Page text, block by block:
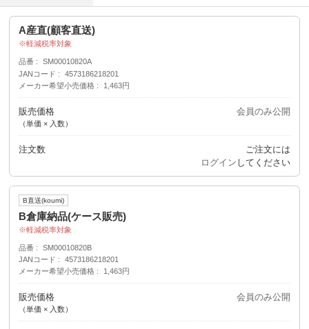
A産直(顧客直送)
軽減税率対象
品番
SM00010820A
JANコード
4573186218201
メーカー希望小売価格
1,463円
販売価格
（単価 × 入数）
会員のみ公開
注文数
ご注文には
ログイン してください
B直送(koumi)
B倉庫納品(ケース販売)
軽減税率対象
品番
SM00010820B
JANコード
4573186218201
メーカー希望小売価格
1,463円
販売価格
（単価 × 入数）
会員のみ公開